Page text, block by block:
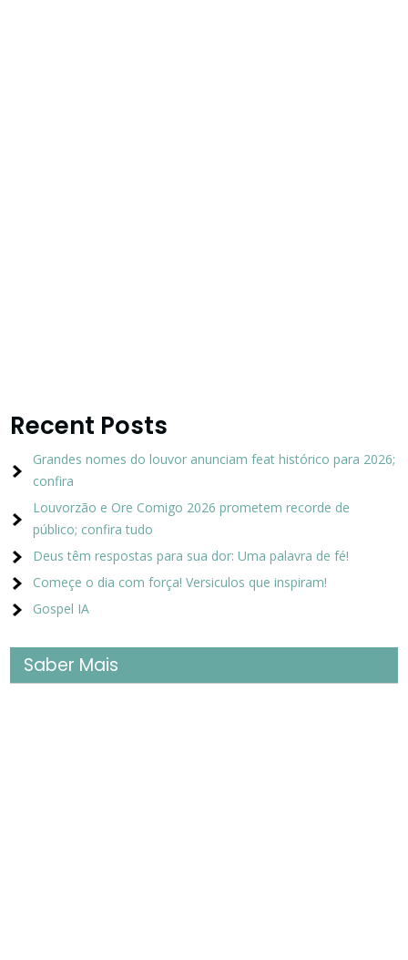
Recent Posts
Grandes nomes do louvor anunciam feat histórico para 2026;
confira
Louvorzão e Ore Comigo 2026 prometem recorde de
público; confira tudo
Deus têm respostas para sua dor: Uma palavra de fé!
Começe o dia com força! Versiculos que inspiram!
Gospel IA
Saber Mais